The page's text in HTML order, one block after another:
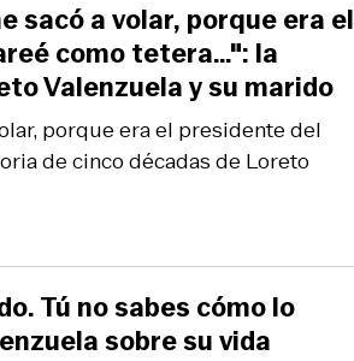
porque era el presidente del
de cinco décadas de Loreto
sacó a volar, porque era el
como tetera…": la
Valenzuela y su marido
Tú no sabes cómo lo
sobre su vida